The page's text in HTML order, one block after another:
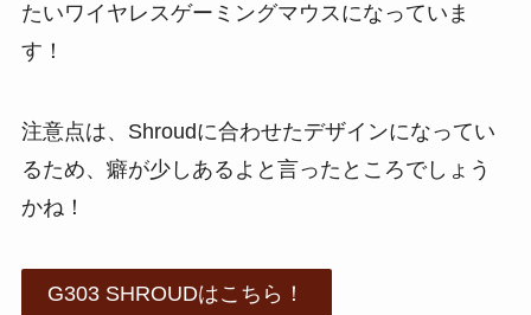
たいワイヤレスゲーミングマウスになっていま
す！
注意点は、Shroudに合わせたデザインになってい
るため、癖が少しあるよと言ったところでしょう
かね！
G303 SHROUDはこちら！